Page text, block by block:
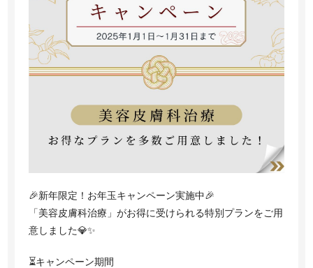
🎉新年限定！お年玉キャンペーン実施中🎉
「美容皮膚科治療」がお得に受けられる特別プランをご用
意しました💎✨
⏳キャンペーン期間
お電話でのご予約・お問い合わせ
TEL:03-5962-7018
月曜日〜日曜日 10:00〜19:00（最終受付18:00）